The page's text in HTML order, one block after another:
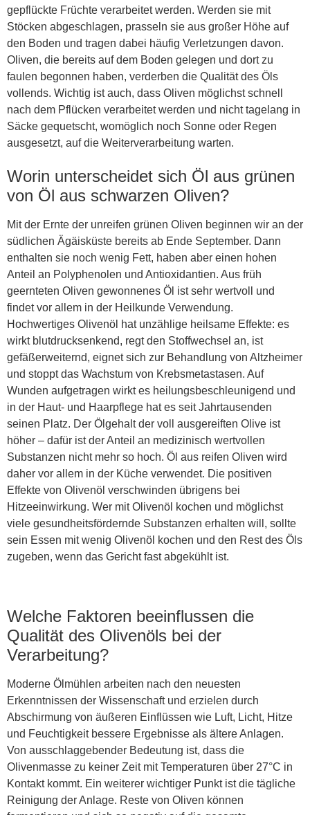
gepflückte Früchte verarbeitet werden. Werden sie mit
Stöcken abgeschlagen, prasseln sie aus großer Höhe auf
den Boden und tragen dabei häufig Verletzungen davon.
Oliven, die bereits auf dem Boden gelegen und dort zu
faulen begonnen haben, verderben die Qualität des Öls
vollends. Wichtig ist auch, dass Oliven möglichst schnell
nach dem Pflücken verarbeitet werden und nicht tagelang in
Säcke gequetscht, womöglich noch Sonne oder Regen
ausgesetzt, auf die Weiterverarbeitung warten.
Worin unterscheidet sich Öl aus grünen
von Öl aus schwarzen Oliven?
Mit der Ernte der unreifen grünen Oliven beginnen wir an der
südlichen Ägäisküste bereits ab Ende September. Dann
enthalten sie noch wenig Fett, haben aber einen hohen
Anteil an Polyphenolen und Antioxidantien. Aus früh
geernteten Oliven gewonnenes Öl ist sehr wertvoll und
findet vor allem in der Heilkunde Verwendung.
Hochwertiges Olivenöl hat unzählige heilsame Effekte: es
wirkt blutdrucksenkend, regt den Stoffwechsel an, ist
gefäßerweiternd, eignet sich zur Behandlung von Altzheimer
und stoppt das Wachstum von Krebsmetastasen. Auf
Wunden aufgetragen wirkt es heilungsbeschleunigend und
in der Haut- und Haarpflege hat es seit Jahrtausenden
seinen Platz. Der Ölgehalt der voll ausgereiften Olive ist
höher – dafür ist der Anteil an medizinisch wertvollen
Substanzen nicht mehr so hoch. Öl aus reifen Oliven wird
daher vor allem in der Küche verwendet. Die positiven
Effekte von Olivenöl verschwinden übrigens bei
Hitzeeinwirkung. Wer mit Olivenöl kochen und möglichst
viele gesundheitsfördernde Substanzen erhalten will, sollte
sein Essen mit wenig Olivenöl kochen und den Rest des Öls
zugeben, wenn das Gericht fast abgekühlt ist.
Welche Faktoren beeinflussen die
Qualität des Olivenöls bei der
Verarbeitung?
Moderne Ölmühlen arbeiten nach den neuesten
Erkenntnissen der Wissenschaft und erzielen durch
Abschirmung von äußeren Einflüssen wie Luft, Licht, Hitze
und Feuchtigkeit bessere Ergebnisse als ältere Anlagen.
Von ausschlaggebender Bedeutung ist, dass die
Olivenmasse zu keiner Zeit mit Temperaturen über 27°C in
Kontakt kommt. Ein weiterer wichtiger Punkt ist die tägliche
Reinigung der Anlage. Reste von Oliven können